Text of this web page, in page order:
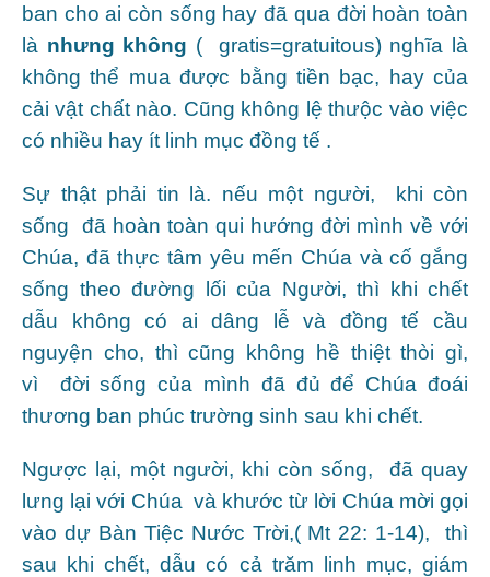
ban cho ai còn sống hay đã qua đời hoàn toàn
là nhưng không ( gratis=gratuitous) nghĩa là
không thể mua được bằng tiền bạc, hay của
cải vật chất nào. Cũng không lệ thưộc vào việc
có nhiều hay ít linh mục đồng tế .
Sự thật phải tin là. nếu một người, khi còn
sống đã hoàn toàn qui hướng đời mình về với
Chúa, đã thực tâm yêu mến Chúa và cố gắng
sống theo đường lối của Người, thì khi chết
dẫu không có ai dâng lễ và đồng tế cầu
nguyện cho, thì cũng không hề thiệt thòi gì,
vì đời sống của mình đã đủ để Chúa đoái
thương ban phúc trường sinh sau khi chết.
Ngược lại, một người, khi còn sống, đã quay
lưng lại với Chúa và khước từ lời Chúa mời gọi
vào dự Bàn Tiệc Nước Trời,( Mt 22: 1-14), thì
sau khi chết, dẫu có cả trăm linh mục, giám